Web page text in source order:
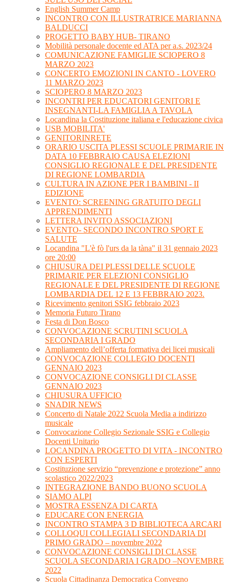
English Summer Camp
INCONTRO CON ILLUSTRATRICE MARIANNA
BALDUCCI
PROGETTO BABY HUB- TIRANO
Mobilità personale docente ed ATA per a.s. 2023/24
COMUNICAZIONE FAMIGLIE SCIOPERO 8
MARZO 2023
CONCERTO EMOZIONI IN CANTO - LOVERO
11 MARZO 2023
SCIOPERO 8 MARZO 2023
INCONTRI PER EDUCATORI GENITORI E
INSEGNANTI-LA FAMIGLIA A TAVOLA
Locandina la Costituzione italiana e l'educazione civica
USB MOBILITA'
GENITORINRETE
ORARIO USCITA PLESSI SCUOLE PRIMARIE IN
DATA 10 FEBBRAIO CAUSA ELEZIONI
CONSIGLIO REGIONALE E DEL PRESIDENTE
DI REGIONE LOMBARDIA
CULTURA IN AZIONE PER I BAMBINI - II
EDIZIONE
EVENTO: SCREENING GRATUITO DEGLI
APPRENDIMENTI
LETTERA INVITO ASSOCIAZIONI
EVENTO- SECONDO INCONTRO SPORT E
SALUTE
Locandina "L'è fò l'urs da la tàna" il 31 gennaio 2023
ore 20:00
CHIUSURA DEI PLESSI DELLE SCUOLE
PRIMARIE PER ELEZIONI CONSIGLIO
REGIONALE E DEL PRESIDENTE DI REGIONE
LOMBARDIA DEL 12 E 13 FEBBRAIO 2023.
Ricevimento genitori SSIG febbraio 2023
Memoria Futuro Tirano
Festa di Don Bosco
CONVOCAZIONE SCRUTINI SCUOLA
SECONDARIA I GRADO
Ampliamento dell’offerta formativa dei licei musicali
CONVOCAZIONE COLLEGIO DOCENTI
GENNAIO 2023
CONVOCAZIONE CONSIGLI DI CLASSE
GENNAIO 2023
CHIUSURA UFFICIO
SNADIR NEWS
Concerto di Natale 2022 Scuola Media a indirizzo
musicale
Convocazione Collegio Sezionale SSIG e Collegio
Docenti Unitario
LOCANDINA PROGETTO DI VITA - INCONTRO
CON ESPERTI
Costituzione servizio “prevenzione e protezione” anno
scolastico 2022/2023
INTEGRAZIONE BANDO BUONO SCUOLA
SIAMO ALPI
MOSTRA ESSENZA DI CARTA
EDUCARE CON ENERGIA
INCONTRO STAMPA 3 D BIBLIOTECA ARCARI
COLLOQUI COLLEGIALI SECONDARIA DI
PRIMO GRADO – novembre 2022
CONVOCAZIONE CONSIGLI DI CLASSE
SCUOLA SECONDARIA I GRADO –NOVEMBRE
2022
Scuola Cittadinanza Democratica Convegno